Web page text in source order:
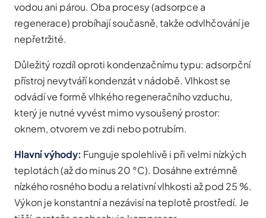
vodou ani párou. Oba procesy (adsorpce a
regenerace) probíhají současně, takže odvlhčování je
nepřetržité.
Důležitý rozdíl oproti kondenzačnímu typu: adsorpční
přístroj nevytváří kondenzát v nádobě. Vlhkost se
odvádí ve formě vlhkého regeneračního vzduchu,
který je nutné vyvést mimo vysoušený prostor:
oknem, otvorem ve zdi nebo potrubím.
Hlavní výhody: Funguje spolehlivě i při velmi nízkých
teplotách (až do minus 20 °C). Dosáhne extrémně
nízkého rosného bodu a relativní vlhkosti až pod 25 %.
Výkon je konstantní a nezávisí na teplotě prostředí. Je